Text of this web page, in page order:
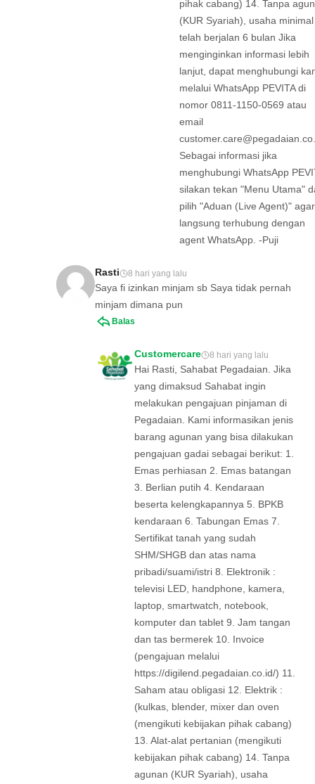
pihak cabang) 14. Tanpa
(KUR Syariah), usaha minimal
telah berjalan 6 bulan Jika
menginginkan informasi lebih
lanjut, dapat menghubungi
melalui WhatsApp PEVITA di
nomor 0811-1150-0569 atau
email
Sebagai informasi jika
menghubungi WhatsApp
silakan tekan "Menu Utama"
pilih "Aduan (Live Agent)" agar
langsung terhubung dengan
agent WhatsApp. -Puji
Rasti 8 hari yang lalu
Saya fi izinkan minjam sb Saya tidak pernah
minjam dimana pun
Balas
Customercare 8 hari yang lalu
Hai Rasti, Sahabat Pegadaian. Jika
yang dimaksud Sahabat ingin
melakukan pengajuan pinjaman di
Pegadaian. Kami informasikan jenis
barang agunan yang bisa dilakukan
pengajuan gadai sebagai berikut: 1.
Emas perhiasan 2. Emas batangan
3. Berlian putih 4. Kendaraan
beserta kelengkapannya 5. BPKB
kendaraan 6. Tabungan Emas 7.
Sertifikat tanah yang sudah
SHM/SHGB dan atas nama
pribadi/suami/istri 8. Elektronik :
televisi LED, handphone, kamera,
laptop, smartwatch, notebook,
komputer dan tablet 9. Jam tangan
dan tas bermerek 10. Invoice
(pengajuan melalui
https://digilend.pegadaian.co.id/) 11.
Saham atau obligasi 12. Elektrik :
(kulkas, blender, mixer dan oven
(mengikuti kebijakan pihak cabang)
13. Alat-alat pertanian (mengikuti
kebijakan pihak cabang) 14. Tanpa
agunan (KUR Syariah), usaha